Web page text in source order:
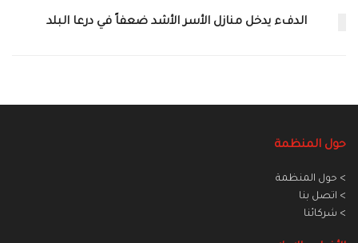
الدفء يدخل منازل الأسر الأشد ضعفاً في درعا البلد
حول المنظمة
> حول المنظمة
> اتصل بنا
> شركائنا